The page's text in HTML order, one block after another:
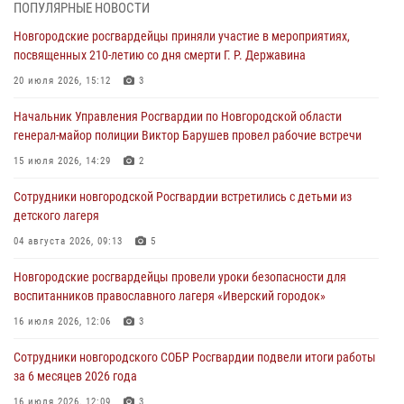
детского лагеря
04 августа 2026, 09:13 5
Новгородские росгвардейцы за неделю осуществили 203 выезда на
04 августа 2026, 09:12 1
Радиоэфир программы "Новости дня" на радио "Радио53" от 30
центре подготовки личного состава Росгвардии.
30 июля 2026, 16:00
разрешительной работы Росгвардии провели телефонную «горячую
линию»
30 июля 2026, 14:36 1
Новгородские росгвардейцы рассказали о службе детям из летнего
лагеря «Волынь»
30 июля 2026, 08:40 5
ПОПУЛЯРНЫЕ НОВОСТИ
Новгородские росгвардейцы приняли участие в мероприятиях,
посвященных 210-летию со дня смерти Г. Р. Державина
20 июля 2026, 15:12 3
Начальник Управления Росгвардии по Новгородской области
генерал-майор полиции Виктор Барушев провел рабочие встречи
15 июля 2026, 14:29 2
Сотрудники новгородской Росгвардии встретились с детьми из
детского лагеря
04 августа 2026, 09:13 5
Новгородские росгвардейцы провели уроки безопасности для
воспитанников православного лагеря «Иверский городок»
16 июля 2026, 12:06 3
Сотрудники новгородского СОБР Росгвардии подвели итоги работы
за 6 месяцев 2026 года